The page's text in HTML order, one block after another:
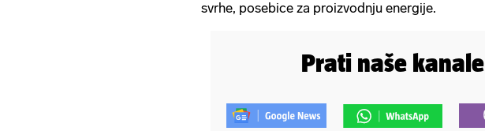
svrhe, posebice za proizvodnju energije.
Prati naše kanale